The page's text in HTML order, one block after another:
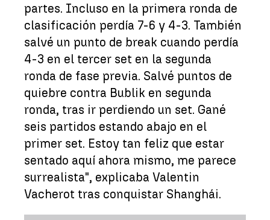
partes. Incluso en la primera ronda de
clasificación perdía 7-6 y 4-3. También
salvé un punto de break cuando perdía
4-3 en el tercer set en la segunda
ronda de fase previa. Salvé puntos de
quiebre contra Bublik en segunda
ronda, tras ir perdiendo un set. Gané
seis partidos estando abajo en el
primer set. Estoy tan feliz que estar
sentado aquí ahora mismo, me parece
surrealista", explicaba Valentin
Vacherot tras conquistar Shanghái.